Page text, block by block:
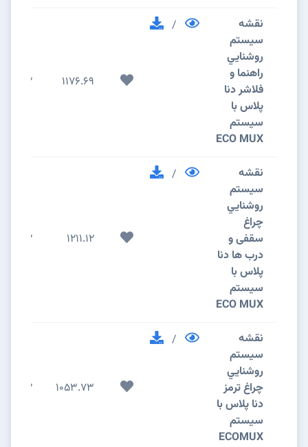
نقشه
سيستم
روشنايي
راهنما و
فلاشر دنا
پلاس با
سیستم
ECO MUX
/
1176.69
2
نقشه
سيستم
روشنايي
چراغ
سقفی و
درب ها دنا
پلاس با
سیستم
ECO MUX
/
1211.12
2
نقشه
سيستم
روشنايي
چراغ ترمز
دنا پلاس با
سیستم
ECOMUX
/
1053.73
2